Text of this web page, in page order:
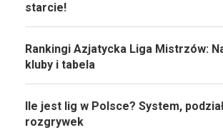
starcie!
Rankingi Azjatycka Liga Mistrzów:
kluby i tabela
Ile jest lig w Polsce? System,
rozgrywek